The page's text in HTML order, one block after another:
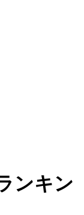
ンキン